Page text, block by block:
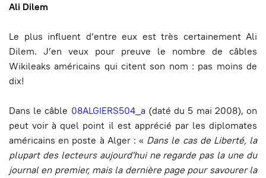
Ali Dilem
Le plus influent d’entre eux est très certainement Ali
Dilem. J’en veux pour preuve le nombre de câbles
Wikileaks américains qui citent son nom : pas moins de
dix!
Dans le câble 08ALGIERS504_a (daté du 5 mai 2008), on
peut voir à quel point il est apprécié par les diplomates
américains en poste à Alger : « Dans le cas de Liberté, la
plupart des lecteurs aujourd'hui ne regarde pas la une du
journal en premier, mais la dernière page pour savourer la